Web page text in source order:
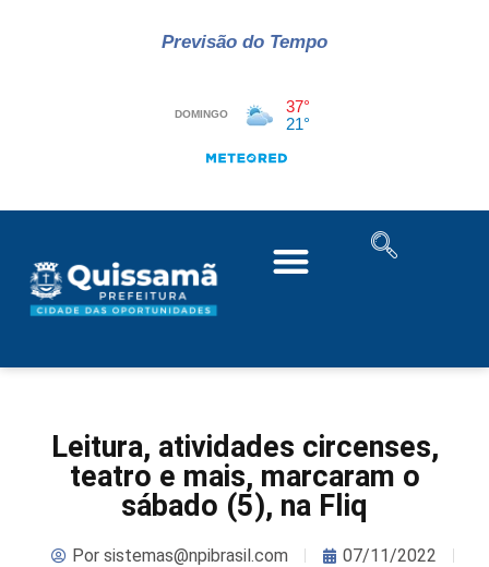
Previsão do Tempo
Leitura, atividades circenses,
teatro e mais, marcaram o
sábado (5), na Fliq
Por sistemas@npibrasil.com
07/11/2022